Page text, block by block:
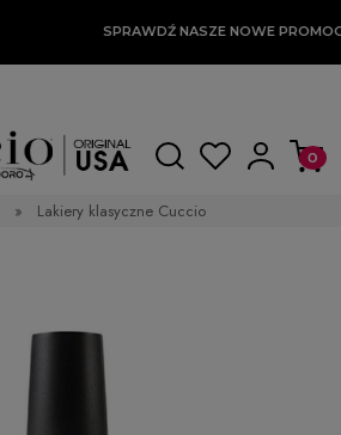
SPRAWDŹ NASZE NOWE
» Lakiery klasyczne Cuccio